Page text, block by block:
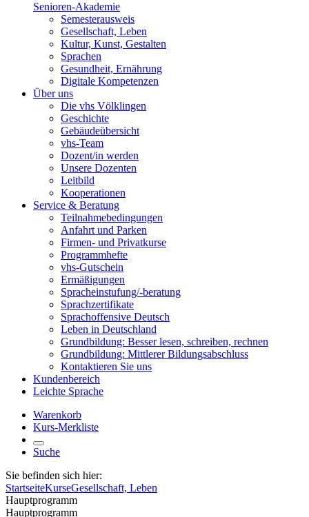
Senioren-Akademie
Semesterausweis
Gesellschaft, Leben
Kultur, Kunst, Gestalten
Sprachen
Gesundheit, Ernährung
Digitale Kompetenzen
Über uns
Die vhs Völklingen
Geschichte
Gebäudeübersicht
vhs-Team
Dozent/in werden
Unsere Dozenten
Leitbild
Kooperationen
Service & Beratung
Teilnahmebedingungen
Anfahrt und Parken
Firmen- und Privatkurse
Programmhefte
vhs-Gutschein
Ermäßigungen
Spracheinstufung/-beratung
Sprachzertifikate
Sprachoffensive Deutsch
Leben in Deutschland
Grundbildung: Besser lesen, schreiben, rechnen
Grundbildung: Mittlerer Bildungsabschluss
Kontaktieren Sie uns
Kundenbereich
Leichte Sprache
Warenkorb
Kurs-Merkliste
Suche
Sie befinden sich hier:
StartseiteKurseGesellschaft, Leben
Hauptprogramm
Hauptprogramm